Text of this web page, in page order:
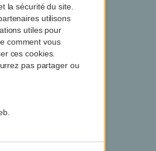
la sécurité du site.
utilisons
utiles pour
comment vous
ces cookies.
pas partager ou